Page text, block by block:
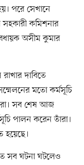
পরে সেখানে
সহকারী কমিশনার
অসীম কুমার
দাবিতে
মতো কর্মসূচি
সব শেষ আজ
পালন করেন তাঁরা।
সব ঘটনা ঘটলেও